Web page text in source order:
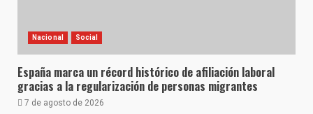
Nacional Social
España marca un récord histórico de afiliación laboral
gracias a la regularización de personas migrantes
7 de agosto de 2026